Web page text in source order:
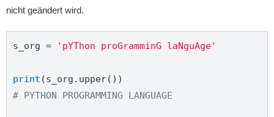
nicht geändert wird.
s_org = 'pYThon proGramminG laNguAge'
print
# PYTHON PROGRAMMING LANGUAGE